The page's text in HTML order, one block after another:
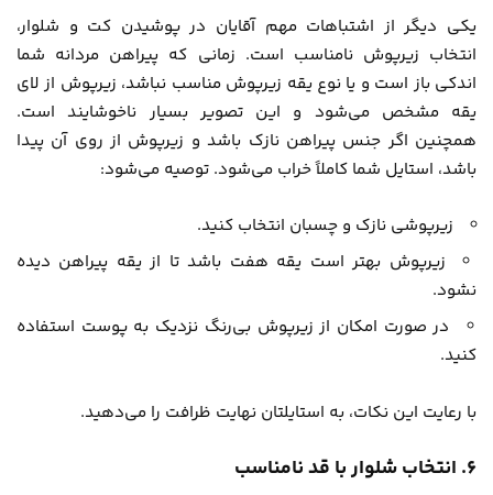
یکی دیگر از اشتباهات مهم آقایان در پوشیدن کت و شلوار،
انتخاب زیرپوش نامناسب است. زمانی که پیراهن مردانه شما
اندکی باز است و یا نوع یقه زیرپوش مناسب نباشد، زیرپوش از لای
یقه مشخص می‌شود و این تصویر بسیار ناخوشایند است.
همچنین اگر جنس پیراهن نازک باشد و زیرپوش از روی آن پیدا
باشد، استایل شما کاملاً خراب می‌شود. توصیه می‌شود:
زیرپوشی نازک و چسبان انتخاب کنید.
زیرپوش بهتر است یقه هفت باشد تا از یقه پیراهن دیده
نشود.
در صورت امکان از زیرپوش بی‌رنگ نزدیک به پوست استفاده
کنید.
با رعایت این نکات، به استایلتان نهایت ظرافت را می‌دهید.
۶. انتخاب شلوار با قد نامناسب